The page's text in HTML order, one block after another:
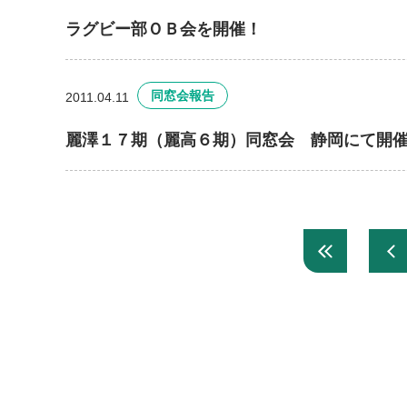
ラグビー部ＯＢ会を開催！
2011.04.11 同窓会報告
麗澤１７期（麗高６期）同窓会 静岡にて開